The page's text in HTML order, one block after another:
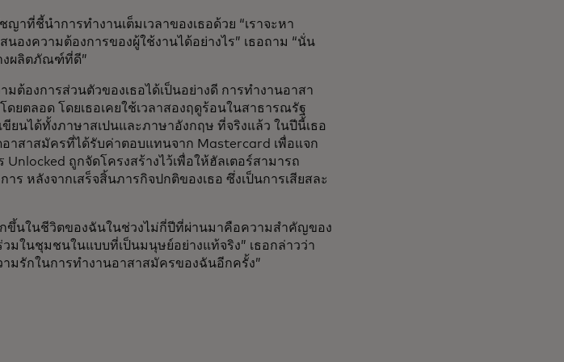
าที่ชี้นำการทำงานเต็มเวลาของเธอด้วย “เราจะหา
องความต้องการของผู้ใช้งานได้อย่างไร” เธอถาม “นั่น
งผลิตภัณฑ์ที่ดี”
ต้องการส่วนตัวของเธอได้เป็นอย่างดี การทำงานอาสา
ยตลอด โดยเธอเคยใช้เวลาสองฤดูร้อนในสาธารณรัฐ
ยนได้ทั้งภาษาสเปนและภาษาอังกฤษ ที่จริงแล้ว ในปีนี้เธอ
าสาสมัครที่ได้รับค่าตอบแทนจาก Mastercard เพื่อแจก
Unlocked ถูกจัดโครงสร้างไว้เพื่อให้ฮัลเตอร์สามารถ
ร หลังจากเสร็จสิ้นภารกิจปกติของเธอ ซึ่งเป็นการเสียสละ
กขึ้นในชีวิตของฉันในช่วงไม่กี่ปีที่ผ่านมาคือความสำคัญของ
ในชุมชนในแบบที่เป็นมนุษย์อย่างแท้จริง” เธอกล่าวว่า
ามรักในการทำงานอาสาสมัครของฉันอีกครั้ง”